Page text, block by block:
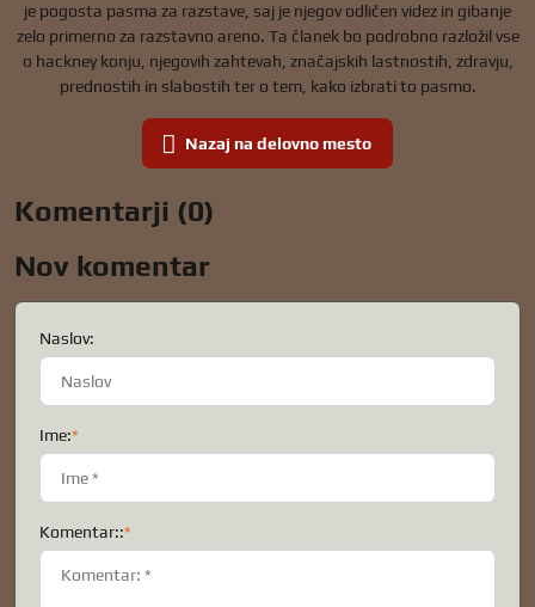
je pogosta pasma za razstave, saj je njegov odličen videz in gibanje
zelo primerno za razstavno areno. Ta članek bo podrobno razložil vse
o hackney konju, njegovih zahtevah, značajskih lastnostih, zdravju,
prednostih in slabostih ter o tem, kako izbrati to pasmo.
Nazaj na delovno mesto
Komentarji (0)
Nov komentar
Naslov:
Ime:*
Komentar::*